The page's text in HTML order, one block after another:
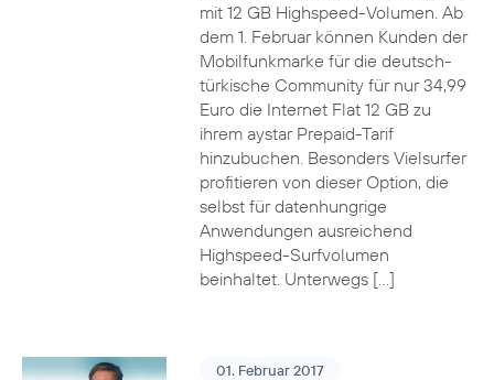
mit 12 GB Highspeed-Volumen. Ab
dem 1. Februar können Kunden der
Mobilfunkmarke für die deutsch-
türkische Community für nur 34,99
Euro die Internet Flat 12 GB zu
ihrem aystar Prepaid-Tarif
hinzubuchen. Besonders Vielsurfer
profitieren von dieser Option, die
selbst für datenhungrige
Anwendungen ausreichend
Highspeed-Surfvolumen
beinhaltet. Unterwegs […]
01. Februar 2017